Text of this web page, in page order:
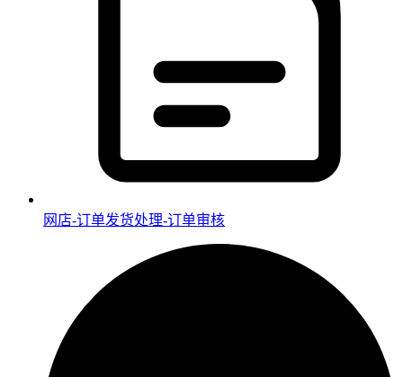
网店-订单发货处理-订单审核